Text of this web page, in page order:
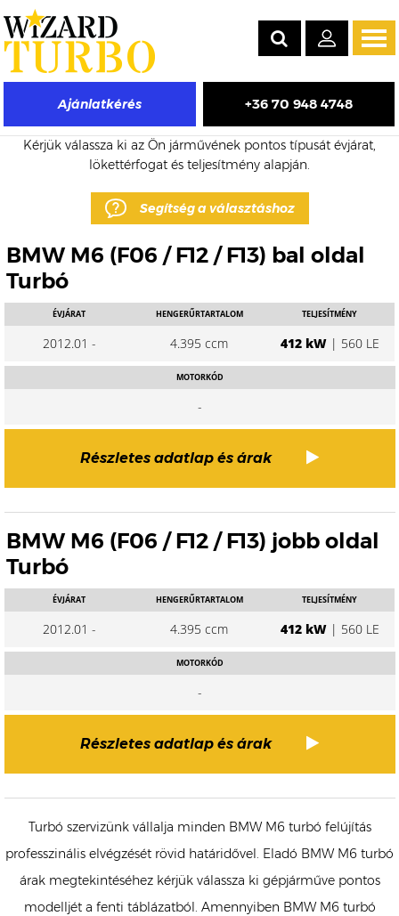
Ajánlatkérés +36 70 948 4748
BMW M6 eladó turbó árak
Kérjük válassza ki az Ön járművének pontos típusát évjárat,
lökettérfogat és teljesítmény alapján.
Segítség a választáshoz
BMW M6 (F06 / F12 / F13) bal oldal
Turbó
ÉVJÁRAT
2012.01 -
HENGERŰRTARTALOM
4.395 ccm
TELJESÍTMÉNY
412 kW| 560 LE
MOTORKÓD
-
Részletes adatlap és árak
BMW M6 (F06 / F12 / F13) jobb oldal
Turbó
ÉVJÁRAT
2012.01 -
HENGERŰRTARTALOM
4.395 ccm
TELJESÍTMÉNY
412 kW| 560 LE
MOTORKÓD
-
Részletes adatlap és árak
Turbó szervizünk vállalja minden BMW M6 turbó felújítás
professzinális elvégzését rövid határidővel. Eladó BMW M6 turbó
árak megtekintéséhez kérjük válassza ki gépjárműve pontos
modelljét a fenti táblázatból. Amennyiben BMW M6 turbó